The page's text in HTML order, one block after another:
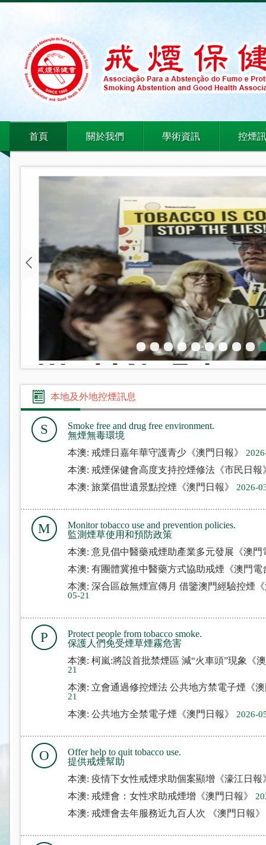
首頁 關於我們 學術資訊 控煙
本地及外地控煙訊息
S
Smoke free and drug free environment.
無煙無毒環境
本澳: 戒煙日嘉年華守護青少《澳門日報》
本澳: 戒煙保健會高度支持控煙修法《市民日
本澳: 旅業倡世遺景點控煙《澳門日報》
2026-
M
Monitor tobacco use and prevention policies.
監測煙草使用和預防政策
本澳: 意見倡中醫藥戒煙助產業多元發展《澳
本澳: 有團體冀推中醫藥方式協助戒煙《澳門
本澳: 深合區啟無煙宣傳月 借鑒澳門經驗控煙
05-21
P
Protect people from tobacco smoke.
保護人們免受煙草煙霧危害
本澳: 柯嵐:將設首批禁煙區 減“火車頭”現象《
21
本澳: 立會通過修控煙法 公共地方禁電子煙《
21
本澳: 公共地方全禁電子煙《澳門日報》
2026-
O
Offer help to quit tobacco use.
提供戒煙幫助
本澳: 疫情下女性戒煙求助個案顯增《濠江日
本澳: 戒煙會：女性求助戒煙增《澳門日報》
本澳: 戒煙會去年服務近九百人次 《澳門日報